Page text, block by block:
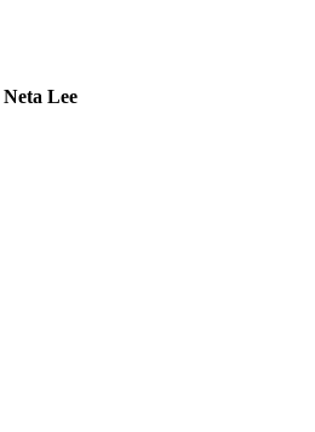
Neta Lee